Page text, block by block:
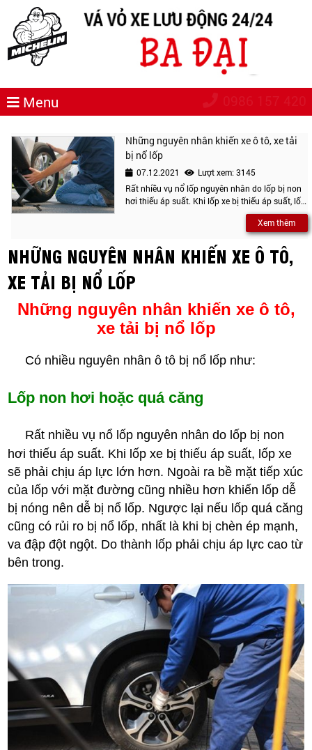
Menu
Những nguyên nhân khiến xe ô tô, xe tải
bị nổ lốp
07.12.2021
Lượt xem: 3145
Rất nhiều vụ nổ lốp nguyên nhân do lốp bị non
hơi thiếu áp suất. Khi lốp xe bị thiếu áp suất, lốp
xe sẽ phải chịu áp lực lớn hơn. Ngoài ra bề mặt
tiếp xúc của lốp với mặt đường cũng nhiều hơn
khiến lốp dễ bị nóng nên dễ bị nổ lốp
Xem thêm
NHỮNG NGUYÊN NHÂN KHIẾN XE Ô TÔ,
XE TẢI BỊ NỔ LỐP
Những nguyên nhân khiến xe ô tô,
xe tải bị nổ lốp
Có nhiều nguyên nhân ô tô bị nổ lốp như:
Lốp non hơi hoặc quá căng
Rất nhiều vụ nổ lốp nguyên nhân do lốp bị non
hơi thiếu áp suất. Khi lốp xe bị thiếu áp suất, lốp xe
sẽ phải chịu áp lực lớn hơn. Ngoài ra bề mặt tiếp xúc
của lốp với mặt đường cũng nhiều hơn khiến lốp dễ
bị nóng nên dễ bị nổ lốp. Ngược lại nếu lốp quá căng
cũng có rủi ro bị nổ lốp, nhất là khi bị chèn ép mạnh,
va đập đột ngột. Do thành lốp phải chịu áp lực cao từ
bên trong.